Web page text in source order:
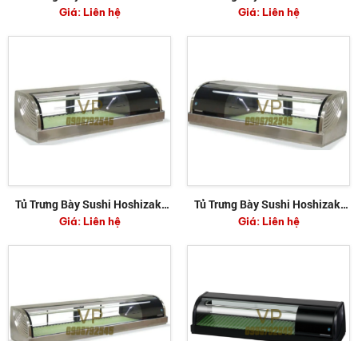
HNC-150BE-R-S
Giá:Liên hệ
HNC-150BE-L-S
Giá:Liên hệ
Tủ Trưng Bày Sushi Hoshizaki
HNC-120BE-R-S
Giá:Liên hệ
Tủ Trưng Bày Sushi Hoshizaki
HNC-120BE-L-S
Giá:Liên hệ